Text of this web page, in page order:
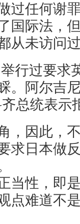
过任何谢
国际法，
从未访问
行过要求
。阿尔吉
总统表示
，因此，
求日本做
当性，即
点难道不